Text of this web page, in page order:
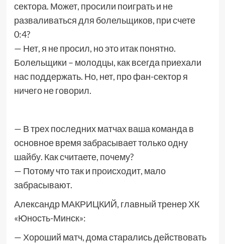
сектора. Может, просили поиграть и не
разваливаться для болельщиков, при счете
0:4?
— Нет, я не просил, но это итак понятно.
Болельщики – молодцы, как всегда приехали
нас поддержать. Но, нет, про фан-сектор я
ничего не говорил.
— В трех последних матчах ваша команда в
основное время забрасывает только одну
шайбу. Как считаете, почему?
— Потому что так и происходит, мало
забрасывают.
Александр МАКРИЦКИЙ, главный тренер ХК
«Юность-Минск»:
— Хороший матч, дома старались действовать